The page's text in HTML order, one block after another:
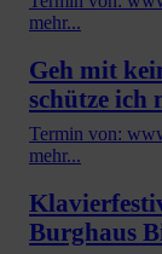
mehr...
Geh mit
schütze
Termin von:
mehr...
Burghaus